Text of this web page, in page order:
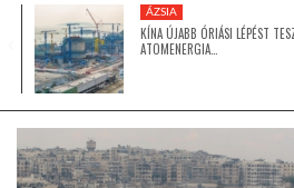
ÁZSIA
LATIN-AMERIKA
ÁZSIA
KÍNA ÚJABB ÓRIÁSI LÉPÉST
ATOMENERGIA…